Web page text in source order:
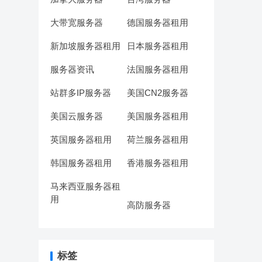
大带宽服务器 德国服务器租用
新加坡服务器租用 日本服务器租用
服务器资讯 法国服务器租用
站群多IP服务器 美国CN2服务器
美国云服务器 美国服务器租用
英国服务器租用 荷兰服务器租用
韩国服务器租用 香港服务器租用
马来西亚服务器租
用
高防服务器
标签